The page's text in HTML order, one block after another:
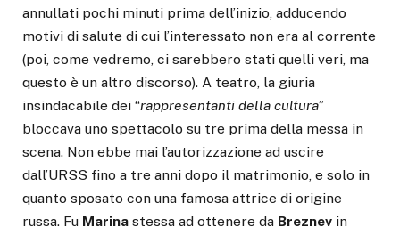
annullati pochi minuti prima dell’inizio, adducendo
motivi di salute di cui l’interessato non era al corrente
(poi, come vedremo, ci sarebbero stati quelli veri, ma
questo è un altro discorso). A teatro, la giuria
insindacabile dei “rappresentanti della cultura”
bloccava uno spettacolo su tre prima della messa in
scena. Non ebbe mai l’autorizzazione ad uscire
dall’URSS fino a tre anni dopo il matrimonio, e solo in
quanto sposato con una famosa attrice di origine
russa. Fu Marina stessa ad ottenere da Breznev in